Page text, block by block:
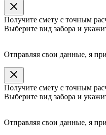
Получите смету с точным
Выберите вид забора и
Отправляя свои данные, я
Получите смету с точным
Выберите вид забора и
Отправляя свои данные, я